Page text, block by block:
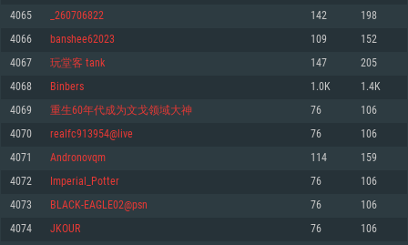
Mínimo
Sistema Operativo: Windows 10 (64 bit)
Processador: Dual-Core 2.2 GHz
Memória: 4GB
Placa Gráfica: Placa com DirectX 11: AMD Radeon 77XX / NVIDIA GeForce
GTX 660. Resolução mínima suportada: 720p
Network: Internet de banda larga.
Disco: 23,1 GB
Mínimo
Sistema Operativo: Mac OS Big Sur 11.0 ou versão mais recente
Processador: Core i5 2.2GHz mínimo (Intel Xeon não suportado)
Memória: 6 GB
Placa Gráfica: Intel Iris Pro 5200 (Mac), equivalentes AMD/Nvidia para Mac.
Resolução mínima suportada: 720p com suporte Metal.
Network: Internet de banda larga.
Disco: 21,5 GB
Mínimo
Sistema Operativo: Distribuições mais modernas do Linux de 64bit
Processador: Dual-Core 2.4 GHz
Memória: 4 GB
Placa Gráfica: NVIDIA 660 com os drivers mais recentes (não mais de 6
meses) / equivalentes AMD com os drivers mais recentes com suporte
Vulkan (não mais de 6 meses); Resolução mínima suportada: 720p.
Network: Internet de banda larga.
Disco: 21,5 GB
4065 _260706822 142 198
4066 banshee62023 109 152
4067 玩堂客 tank 147 205
4068 Binbers 1.0K 1.4K
4069 重生60年代成为文戈领域大神 76 106
4070 realfc913954@live 76 106
4071 Andronovqm 114 159
4072 Imperial_Potter 76 106
4073 BLACK-EAGLE02@psn 76 106
4074 JKOUR 76 106